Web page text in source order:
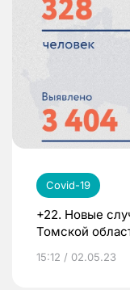
Covid-19
+22. Новые
Томской
15:12 / 02.05.23